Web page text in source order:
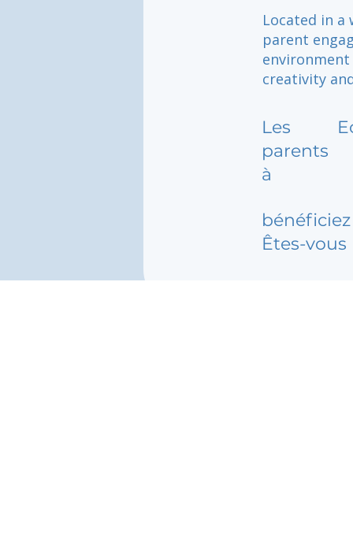
Located in
parent
creativity
Les
parents
à
Êtes-